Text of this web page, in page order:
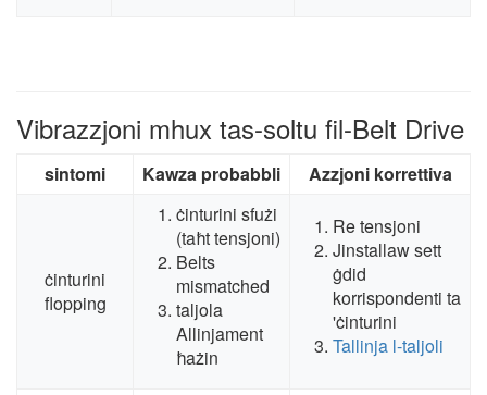
Vibrazzjoni mhux tas-soltu fil-Belt Drive
sintomi Kawza probabbli Azzjoni korrettiva
ċinturini
flopping
ċinturini sfużi
(taħt tensjoni)
Belts
mismatched
taljola
Allinjament
ħażin
Re tensjoni
Jinstallaw sett
ġdid
korrispondenti ta
'ċinturini
Tallinja l-taljoli